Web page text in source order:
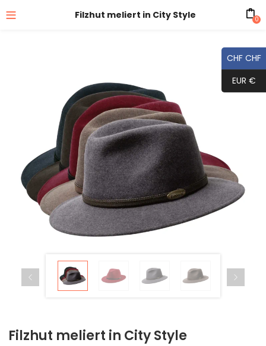
Filzhut meliert in City Style 0
Filzhut meliert in City Style
CHF CHF
EUR €